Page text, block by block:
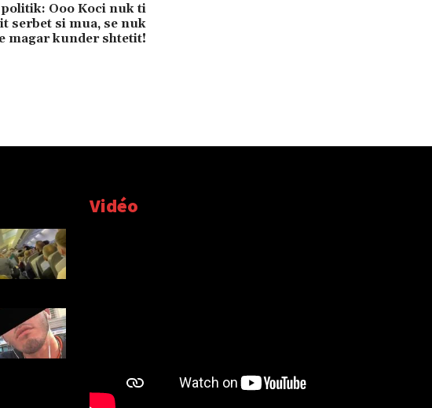
Ooo Koci nuk ti
serbet si mua, se nuk
magar kunder shtetit!
Vidéo